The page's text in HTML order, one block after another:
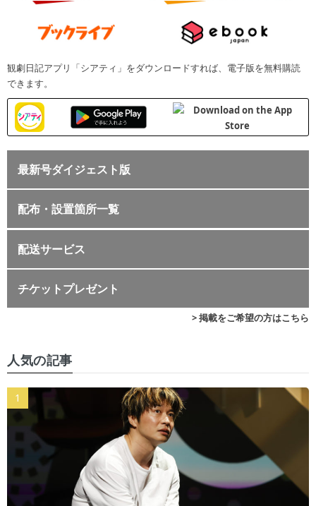
観劇日記アプリ「シアティ」をダウンロードすれば、電子版を無料購読
できます。
最新号ダイジェスト版
配布・設置箇所一覧
配送サービス
チケットプレゼント
> 掲載をご希望の方はこちら
人気の記事